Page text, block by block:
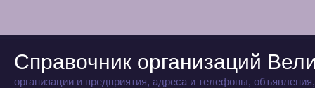
Справочник организаций
организации и предприятия, адреса и телефоны,